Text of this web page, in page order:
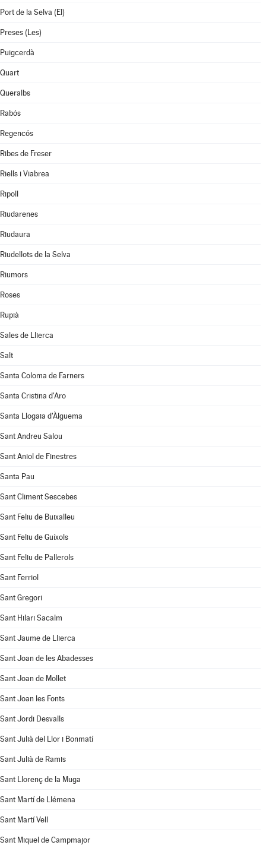
Port de la Selva (El)
Preses (Les)
Puigcerdà
Quart
Queralbs
Rabós
Regencós
Ribes de Freser
Riells i Viabrea
Ripoll
Riudarenes
Riudaura
Riudellots de la Selva
Riumors
Roses
Rupià
Sales de Llierca
Salt
Santa Coloma de Farners
Santa Cristina d'Aro
Santa Llogaia d'Àlguema
Sant Andreu Salou
Sant Aniol de Finestres
Santa Pau
Sant Climent Sescebes
Sant Feliu de Buixalleu
Sant Feliu de Guíxols
Sant Feliu de Pallerols
Sant Ferriol
Sant Gregori
Sant Hilari Sacalm
Sant Jaume de Llierca
Sant Joan de les Abadesses
Sant Joan de Mollet
Sant Joan les Fonts
Sant Jordi Desvalls
Sant Julià del Llor i Bonmatí
Sant Julià de Ramis
Sant Llorenç de la Muga
Sant Martí de Llémena
Sant Martí Vell
Sant Miquel de Campmajor